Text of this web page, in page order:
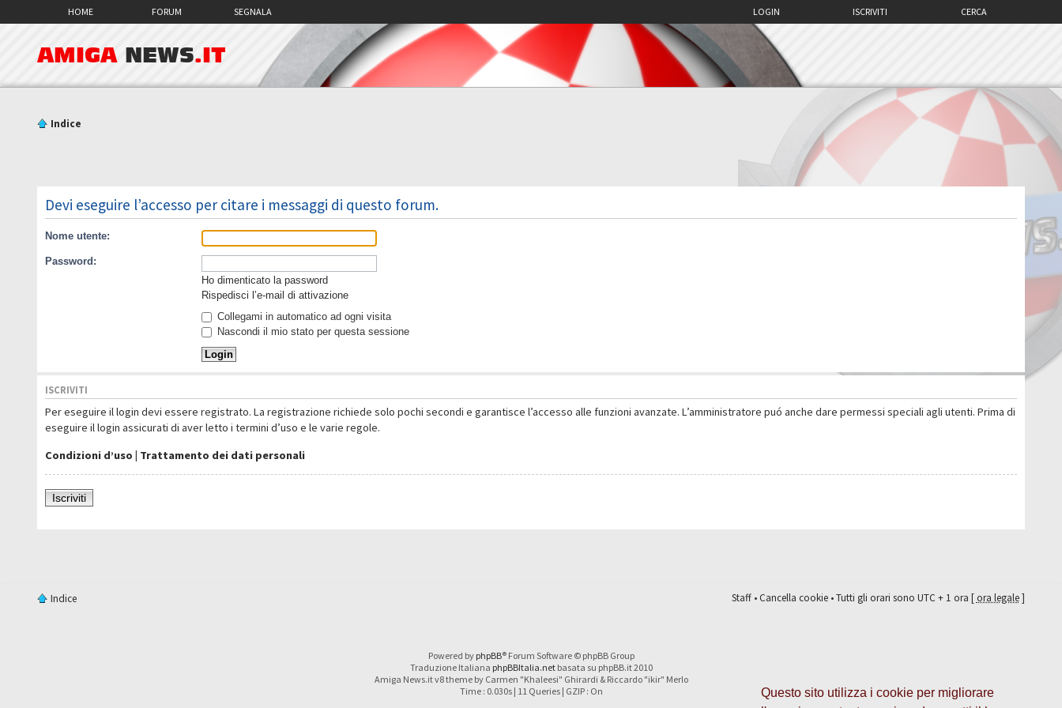
Questo sito utilizza i cookie per migliorare
HOME FORUM SEGNALA CERCA
ISCRIVITI
LOGIN
AMIGA NEWS.IT
Indice
Devi eseguire l’accesso per citare i messaggi di questo forum.
Nome utente:
Password:
Ho dimenticato la password
Rispedisci l’e-mail di attivazione
Collegami in automatico ad ogni visita
Nascondi il mio stato per questa sessione
ISCRIVITI
Per eseguire il login devi essere registrato. La registrazione richiede solo pochi secondi e garantisce l’accesso alle funzioni avanzate. L’amministratore puó anche dare permessi speciali agli utenti. Prima di
eseguire il login assicurati di aver letto i termini d’uso e le varie regole.
Condizioni d’uso | Trattamento dei dati personali
Iscriviti
Indice Staff•Cancella cookie• Tutti gli orari sono UTC + 1 ora [ora legale]
Powered by phpBB® Forum Software © phpBB Group
Traduzione Italiana phpBBItalia.netbasata su phpBB.it 2010
Amiga News.it v8 theme by Carmen "Khaleesi" Ghirardi & Riccardo "ikir" Merlo
Time : 0.030s | 11 Queries | GZIP : On